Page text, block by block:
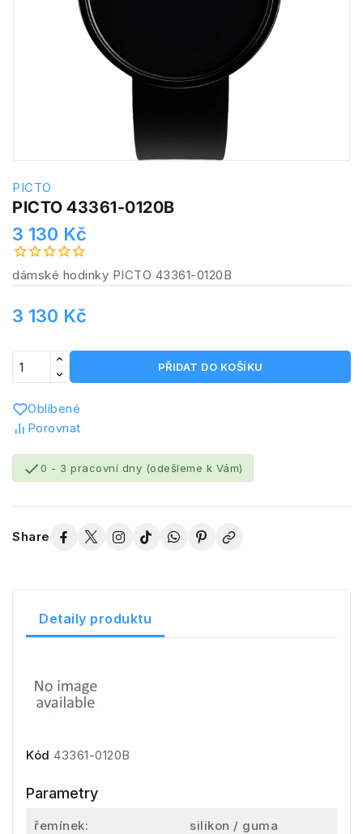
PICTO
PICTO 43361-0120B
3 130 Kč
dámské hodinky PICTO 43361-0120B
3 130 Kč
PŘIDAT DO KOŠÍKU
Oblíbené
Porovnat
0 - 3 pracovní dny (odešleme k Vám)
Share
Detaily produktu
Kód 43361-0120B
Parametry
řemínek: silikon / guma